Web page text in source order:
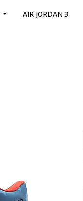
AIR JORDAN 3